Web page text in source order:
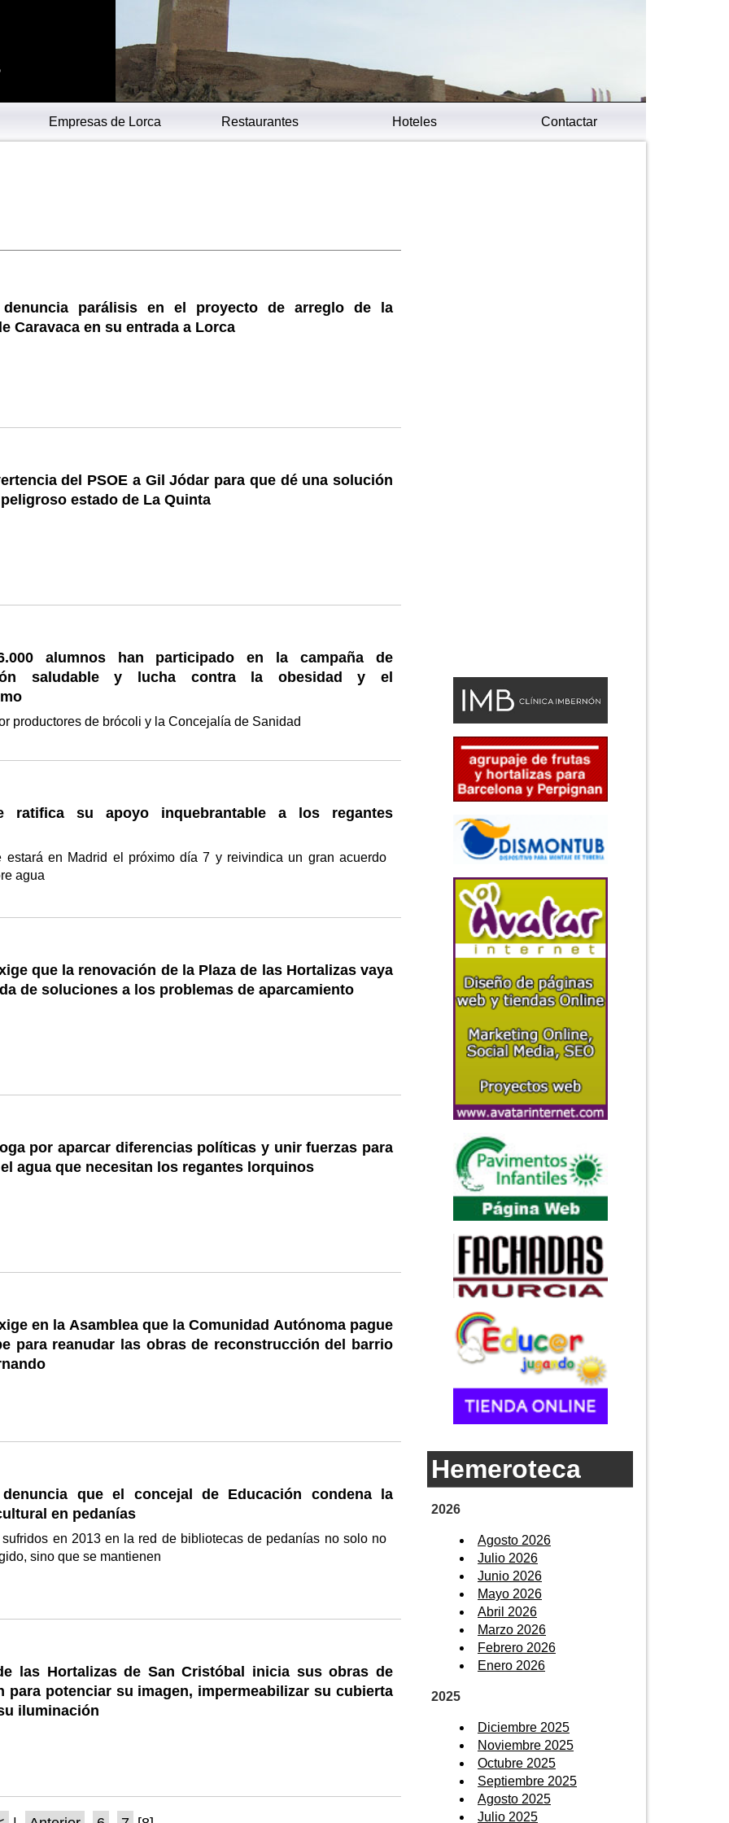
Empresas de Lorca Restaurantes Hoteles Contactar
denuncia parálisis en el proyecto de arreglo de la
Caravaca en su entrada a Lorca
del PSOE a Gil Jódar para que dé una solución
estado de La Quinta
alumnos han participado en la campaña de
saludable y lucha contra la obesidad y el
productores de brócoli y la Concejalía de Sanidad
ratifica su apoyo inquebrantable a los regantes
estará en Madrid el próximo día 7 y reivindica un gran acuerdo
agua
que la renovación de la Plaza de las Hortalizas vaya
de soluciones a los problemas de aparcamiento
por aparcar diferencias políticas y unir fuerzas para
agua que necesitan los regantes lorquinos
en la Asamblea que la Comunidad Autónoma pague
para reanudar las obras de reconstrucción del barrio
denuncia que el concejal de Educación condena la
en pedanías
sufridos en 2013 en la red de bibliotecas de pedanías no solo no
sino que se mantienen
las Hortalizas de San Cristóbal inicia sus obras de
para potenciar su imagen, impermeabilizar su cubierta
iluminación
Hemeroteca
2026
Agosto 2026
Julio 2026
Junio 2026
Mayo 2026
Abril 2026
Marzo 2026
Febrero 2026
Enero 2026
2025
Diciembre 2025
Noviembre 2025
Octubre 2025
Septiembre 2025
Agosto 2025
Julio 2025